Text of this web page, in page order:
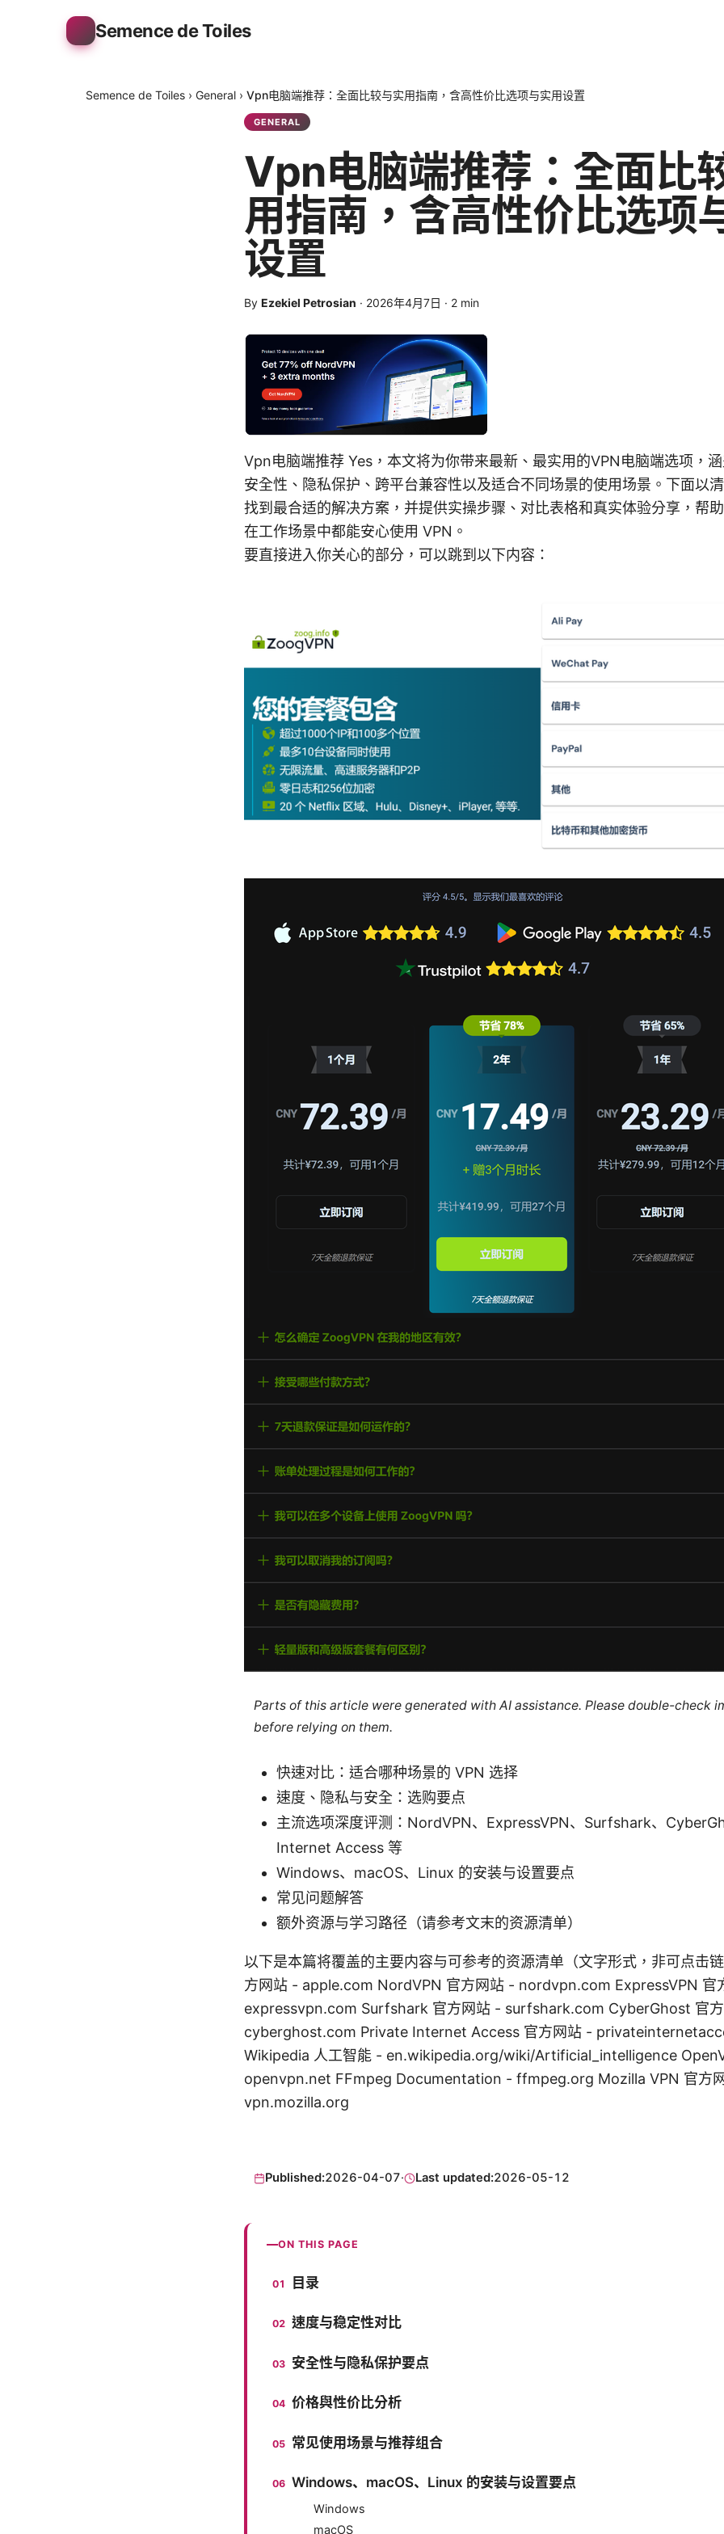
Semence de Toiles
Semence de Toiles › General › Vpn电脑端推荐：全面比较与实用指南，含高性价比选项与实用设置
GENERAL
Vpn电脑端推荐：全面比
用指南，含高性价比选项
设置
By Ezekiel Petrosian · 2026年4月7日 · 2 min
Vpn电脑端推荐 Yes，本文将为你带来最新、最实用的VPN电脑端选项，涵
安全性、隐私保护、跨平台兼容性以及适合不同场景的使用场景。下面以
找到最合适的解决方案，并提供实操步骤、对比表格和真实体验分享，帮
在工作场景中都能安心使用 VPN。
要直接进入你关心的部分，可以跳到以下内容：
Parts of this article were generated with AI assistance. Please double-check
before relying on them.
快速对比：适合哪种场景的 VPN 选择
速度、隐私与安全：选购要点
主流选项深度评测：NordVPN、ExpressVPN、Surfshark、
Internet Access 等
Windows、macOS、Linux 的安装与设置要点
常见问题解答
额外资源与学习路径（请参考文末的资源清单）
以下是本篇将覆盖的主要内容与可参考的资源清单（文字形式，非可点击
方网站 - apple.com NordVPN 官方网站 - nordvpn.com ExpressVPN 官
expressvpn.com Surfshark 官方网站 - surfshark.com CyberGhost 官
cyberghost.com Private Internet Access 官方网站 -
Wikipedia 人工智能 - en.wikipedia.org/wiki/Artificial_intelligence
openvpn.net FFmpeg Documentation - ffmpeg.org Mozilla VPN 官方
vpn.mozilla.org
Published:2026-04-07· Last updated:2026-05-12
ON THIS PAGE
目录
速度与稳定性对比
安全性与隐私保护要点
价格與性价比分析
常见使用场景与推荐组合
Windows、macOS、Linux 的安装与设置要点
Windows
macOS